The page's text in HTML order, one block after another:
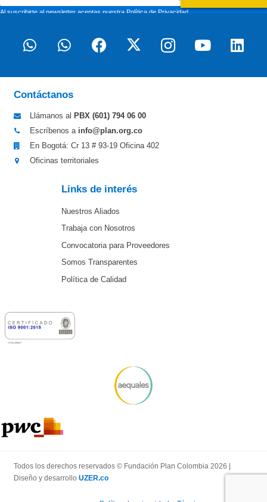
Al suscribirte al newsletter aceptas nuestraPolítica de Privacidad
Contáctanos
Llámanos al PBX (601) 794 06 00
Escríbenos a info@plan.org.co
En Bogotá: Cr 13 # 93-19 Oficina 402
Oficinas territoriales
Links de interés
Nuestros Aliados
Trabaja con Nosotros
Convocatoria para Proveedores
Somos Transparentes
Política de Calidad
Todos los derechos reservados © Fundación Plan Colombia 2026 |
Diseño y desarrollo UZER.co